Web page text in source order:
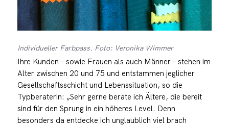
Individueller Farbpass. Foto: Veronika Wimmer
Ihre Kunden – sowie Frauen als auch Männer – stehen im
Alter zwischen 20 und 75 und entstammen jeglicher
Gesellschaftsschicht und Lebenssituation, so die
Typberaterin: „Sehr gerne berate ich Ältere, die bereit
sind für den Sprung in ein höheres Level. Denn
besonders da entdecke ich unglaublich viel brach